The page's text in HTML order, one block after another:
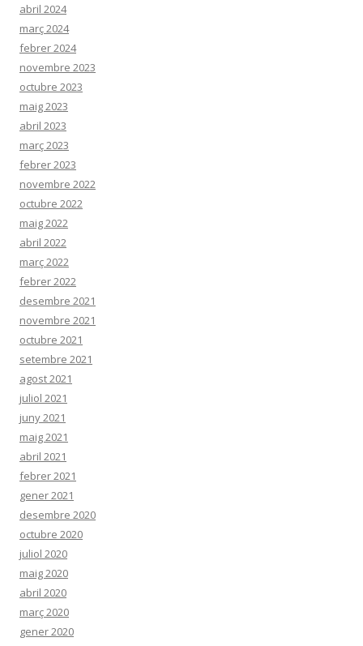
abril 2024
març 2024
febrer 2024
novembre 2023
octubre 2023
maig 2023
abril 2023
març 2023
febrer 2023
novembre 2022
octubre 2022
maig 2022
abril 2022
març 2022
febrer 2022
desembre 2021
novembre 2021
octubre 2021
setembre 2021
agost 2021
juliol 2021
juny 2021
maig 2021
abril 2021
febrer 2021
gener 2021
desembre 2020
octubre 2020
juliol 2020
maig 2020
abril 2020
març 2020
gener 2020